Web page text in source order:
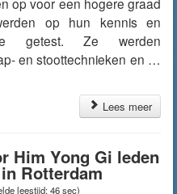
op hun kennis en
getest. Ze werden
en stoottechnieken en …
Lees meer
Him Yong Gi leden
Rotterdam
leestijd: 46 sec)